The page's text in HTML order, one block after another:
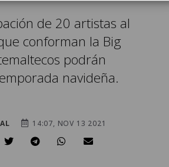
de 20 artistas al
conforman la Big
podrán
navideña.
14:07, NOV 13 2021